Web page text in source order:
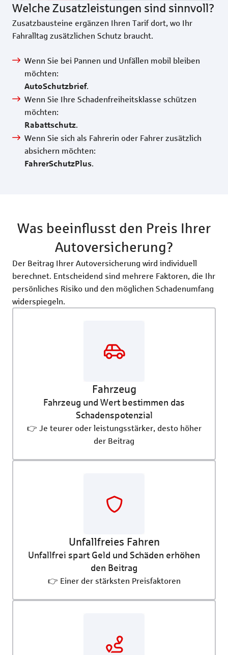
Welche Zusatzleistungen sind sinnvoll?
Zusatzbausteine ergänzen Ihren Tarif dort, wo Ihr
Fahralltag zusätzlichen Schutz braucht.
Wenn Sie bei Pannen und Unfällen mobil bleiben
möchten:
AutoSchutzbrief.
Wenn Sie Ihre Schadenfreiheitsklasse schützen
möchten:
Rabattschutz.
Wenn Sie sich als Fahrerin oder Fahrer zusätzlich
absichern möchten:
FahrerSchutzPlus.
Was beeinflusst den Preis Ihrer
Autoversicherung?
Der Beitrag Ihrer Autoversicherung wird individuell
berechnet. Entscheidend sind mehrere Faktoren, die Ihr
persönliches Risiko und den möglichen Schadenumfang
widerspiegeln.
Fahrzeug
Fahrzeug und Wert bestimmen das
Schadenspotenzial
👉 Je teurer oder leistungsstärker, desto höher
der Beitrag
Unfallfreies Fahren
Unfallfrei spart Geld und Schäden erhöhen
den Beitrag
👉 Einer der stärksten Preisfaktoren